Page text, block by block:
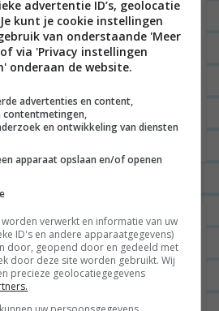
advertentie ID’s, geolocatie
kunt je cookie instellingen
van onderstaande 'Meer
via 'Privacy instellingen
onderaan de website.
advertenties en content,
contentmetingen,
en ontwikkeling van diensten
apparaat opslaan en/of openen
verwerkt en informatie van uw
ID's en andere apparaatgegevens)
door, geopend door en gedeeld met
door deze site worden gebruikt. Wij
precieze geolocatiegegevens